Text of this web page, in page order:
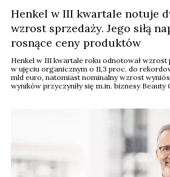
Henkel w III kwartale notuje
wzrost sprzedaży. Jego siłą
rosnące ceny produktów
Henkel w III kwartale roku odnotował
w ujęciu organicznym o 11,3 proc. do
mld euro, natomiast nominalny wzrost
wyników przyczyniły się m.in. biznesy Beauty